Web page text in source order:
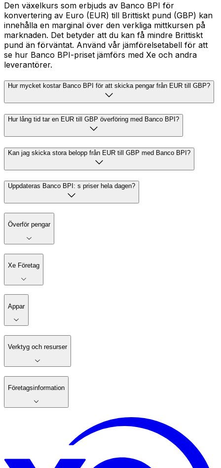
Den växelkurs som erbjuds av Banco BPI för
konvertering av Euro (EUR) till Brittiskt pund (GBP) kan
innehålla en marginal över den verkliga mittkursen på
marknaden. Det betyder att du kan få mindre Brittiskt
pund än förväntat. Använd vår jämförelsetabell för att
se hur Banco BPI-priset jämförs med Xe och andra
leverantörer.
Hur mycket kostar Banco BPI för att skicka pengar från EUR till GBP?
Hur lång tid tar en EUR till GBP överföring med Banco BPI?
Kan jag skicka stora belopp från EUR till GBP med Banco BPI?
Uppdateras Banco BPI: s priser hela dagen?
Överför pengar
Xe Företag
Appar
Verktyg och resurser
Företagsinformation